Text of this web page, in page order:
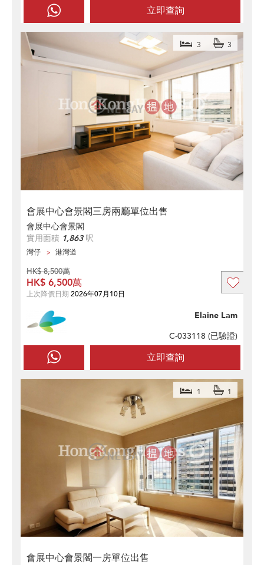
立即查詢
會展中心會景閣三房兩廳單位出售
3 3
會展中心會景閣
實用面積 1,863呎
灣仔 港灣道
立即查詢
Elaine Lam
C-033118 (已驗證)
HK$ 8,500萬
HK$ 6,500萬
上次降價日期 2026年07月10日
會展中心會景閣一房單位出售
1 1